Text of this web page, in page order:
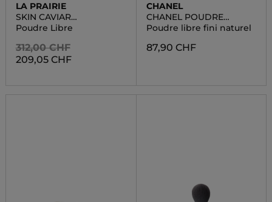
LA PRAIRIE
SKIN CAVIAR
CONCEALER
FOUNDATION
Poudre Libre
312,00 CHF
209,05 CHF
CHANEL
CHANEL POUDRE
UNIVERSELLE LIBRE
Poudre libre fini naturel
87,90 CHF